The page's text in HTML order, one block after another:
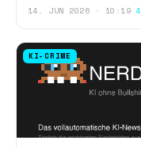
14. JUN 2026 · 10:19
KI-CRIME